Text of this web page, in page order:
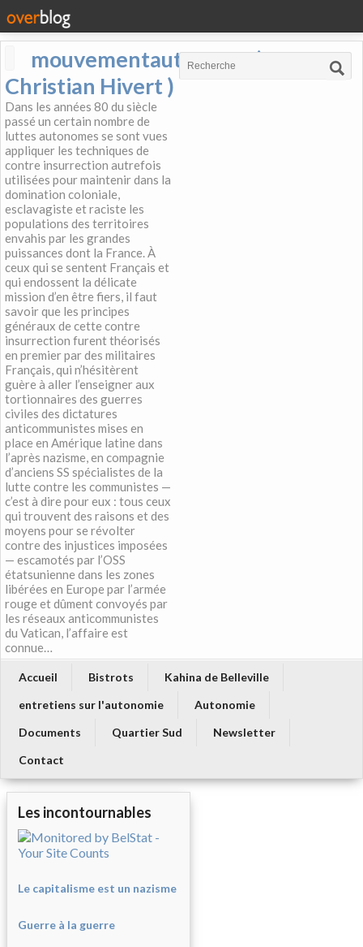
mouvementautonome (
Christian Hivert )
Dans les années 80 du siècle
passé un certain nombre de
luttes autonomes se sont vues
appliquer les techniques de
contre insurrection autrefois
utilisées pour maintenir dans la
domination coloniale,
esclavagiste et raciste les
populations des territoires
envahis par les grandes
puissances dont la France. À
ceux qui se sentent Français et
qui endossent la délicate
mission d’en être fiers, il faut
savoir que les principes
généraux de cette contre
insurrection furent théorisés
en premier par des militaires
Français, qui n’hésitèrent
guère à aller l’enseigner aux
tortionnaires des guerres
civiles des dictatures
anticommunistes mises en
place en Amérique latine dans
l’après nazisme, en compagnie
d’anciens SS spécialistes de la
lutte contre les communistes —
c’est à dire pour eux : tous ceux
qui trouvent des raisons et des
moyens pour se révolter
contre des injustices imposées
— escamotés par l’OSS
étatsunienne dans les zones
libérées en Europe par l’armée
rouge et dûment convoyés par
les réseaux anticommunistes
du Vatican, l’affaire est
connue…
Accueil Bistrots
Kahina de Belleville
entretiens sur l'autonomie
Autonomie
Documents
Quartier Sud
Newsletter
Contact
Les incontournables
Le capitalisme est un nazisme
Guerre à la guerre